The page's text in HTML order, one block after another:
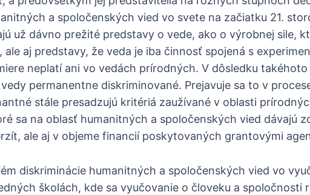
a spoločenských vied vo svete na začiatku 21.
už dávno prežité predstavy o vede, ako o výrobnej sile,
aj predstavy, že veda je iba činnosť spojená s
neplatí ani vo vedách prírodných. V dôsledku
permanentne diskriminované. Prejavuje sa to v
stále presadzujú kritériá zaužívané v oblasti
sa na oblasť humanitných a spoločenských vied dávajú
ale aj v objeme financií poskytovaných grantovými
diskriminácie humanitných a spoločenských vied vo
školách, kde sa vyučovanie o človeku a spoločnosti